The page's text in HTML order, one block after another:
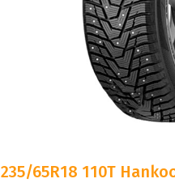
235/65R18 110T